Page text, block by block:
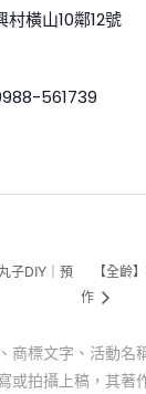
橫山10鄰12號
561739
子DIY｜預
【全齡
作
商標文字、活動名
或拍攝上稿，其著